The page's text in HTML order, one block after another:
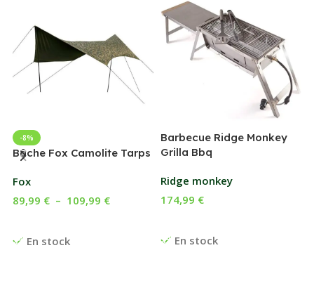
-8%
Bâche Fox Camolite Tarps
Fox
En stock
89,99 € – 109,99 €
Barbecue Ridge Monkey
Grilla Bbq
Ridge monkey
En stock
174,99 €